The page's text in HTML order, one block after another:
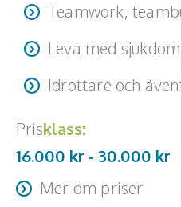
Teamwork,
Leva med sjukdom
Idrottare och
Prisklass:
16.000 kr - 30.000 kr
Mer om priser